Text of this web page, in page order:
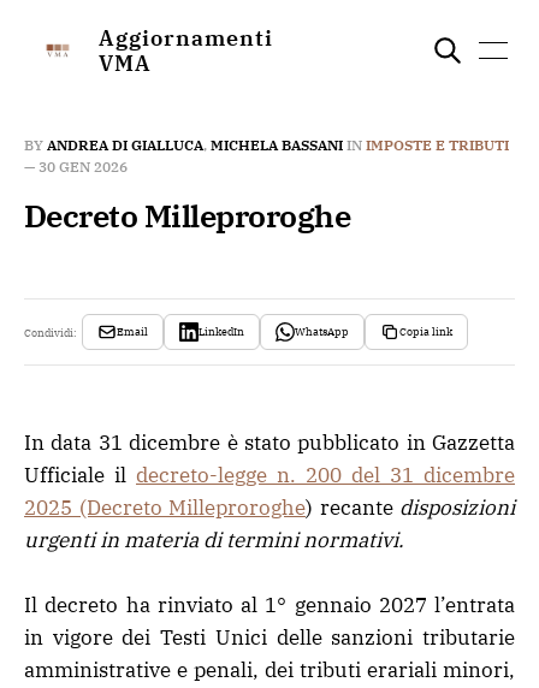
Aggiornamenti
VMA
BY ANDREA DI GIALLUCA, MICHELA BASSANI IN IMPOSTE E TRIBUTI
— 30 GEN 2026
Decreto Milleproroghe
Condividi: Email LinkedIn WhatsApp Copia link
In data 31 dicembre è stato pubblicato in Gazzetta
Ufficiale il decreto-legge n. 200 del 31 dicembre
2025 (Decreto Milleproroghe) recante disposizioni
urgenti in materia di termini normativi.
Il decreto ha rinviato al 1° gennaio 2027 l’entrata
in vigore dei Testi Unici delle sanzioni tributarie
amministrative e penali, dei tributi erariali minori,